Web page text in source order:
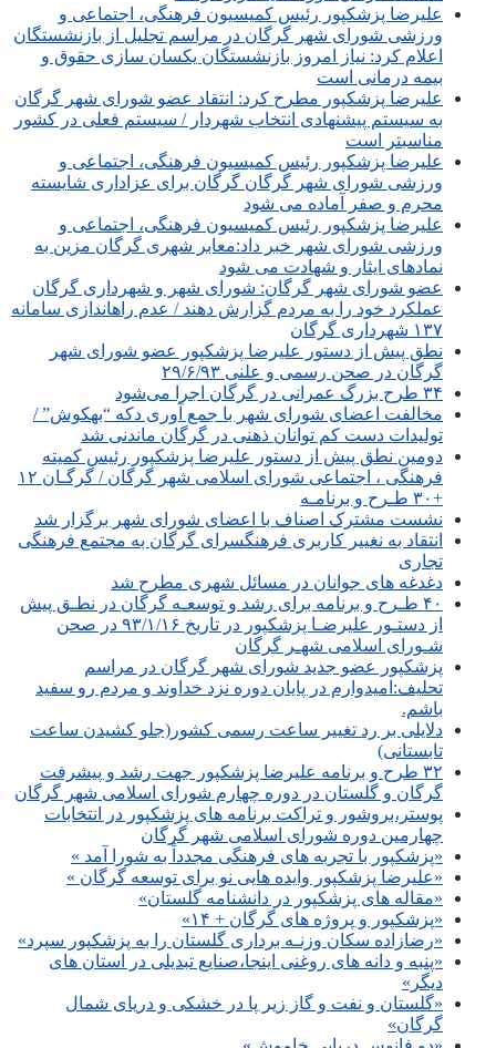
علیرضا پزشکپور رئیس کمیسیون فرهنگی، اجتماعی و
ورزشی شورای شهر گرگان در مراسم تجلیل از بازنشستگان
اعلام کرد: نیاز امروز بازنشستگان یکسان سازی حقوق و
بیمه درمانی است
علیرضا پزشکپور مطرح کرد: انتقاد عضو شورای شهر گرگان
به سیستم پیشنهادی انتخاب شهردار / سیستم فعلی در کشور
مناسبتر است
علیرضا پزشکپور رئیس کمیسیون فرهنگی، اجتماعی و
ورزشی شورای شهر گرگان گرگان برای عزاداری شایسته
محرم و صفر آماده می شود
علیرضا پزشکپور رئیس کمیسیون فرهنگی، اجتماعی و
ورزشی شورای شهر خبر داد:معابر شهری گرگان مزین به
نمادهای ایثار و شهادت می شود
عضو شورای شهر گرگان: شورای شهر و شهرداری گرگان
عملکرد خود را به مردم گزارش دهند / عدم راه‎اندازی سامانه
۱۳۷ شهرداری گرگان
نطق پیش از دستور علیرضا پزشکپور عضو شورای شهر
گرگان در صحن رسمی و علنی ۲۹/۶/۹۳
۳۴ طرح بزرگ عمرانی در گرگان اجرا می‌شود
مخالفت اعضای شورای شهر با جمع آوری دکه “بهکوش” /
تولیدات دست کم توانان ذهنی در گرگان ماندنی شد
دومین نطق پیش از دستور علیرضا پزشکپور رئیس کمیته
فرهنگی ، اجتماعی شورای اسلامی شهر گرگان / گرگـان ۱۲
+۳۰ طـرح و برنامـه
نشست مشترک اصناف با اعضای شورای شهر برگزار شد
انتقاد به نغییر کاربری فرهنگسرای گرگان به مجتمع فرهنگی
تجاری
دغدغه های جوانان در مسائل شهری مطرح شد
۴۰ طـرح و برنامه برای رشد و توسعـه گرگان در نطـق پیش
از دستـور علیرضـا پزشکپور در تاریخ ۹۳/۱/۱۶ در صحن
شـورای اسلامی شهـر گرگان
پزشکپور عضو جدید شورای شهر گرگان در مراسم
تحلیف:امیدوارم در پایان دوره نزد خداوند و مردم رو سفید
باشم.
دلایلی بر رد تغییر ساعت رسمی کشور(جلو کشیدن ساعت
تابستانی)
۳۲ طرح و برنامه علیرضا پزشکپور جهت رشد و پیشرفت
گرگان و گلستان در دوره چهارم شورای اسلامی شهر گرگان
پوستر،بروشور و تراکت برنامه های پزشکپور در انتخابات
چهارمین دوره شورای اسلامی شهر گرگان
«پزشکپور با تجربه های فرهنگی مجدداً به شورا آمد »
«علیرضا پزشکپور وایده هایی نو برای توسعه گرگان »
«مقاله های پزشکپور در دانشنامه گلستان»
«پزشکپور و پروژه های گرگان + ۱۴»
«رضازاده سکان وزنـه برداری گلستان را به پزشکپور سپرد»
«پنبه و دانه های روغنی اینجا،صنایع تبدیلی در استان های
دیگر»
«گلستان و نفت و گاز زیر پا در خشکی و دریای شمال
گرگان»